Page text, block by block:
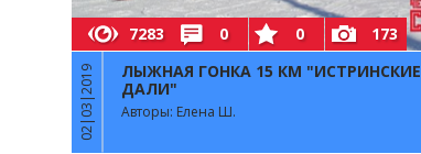
7283 0 0 173
02|03|2019
ЛЫЖНАЯ ГОНКА 15 КМ "ИСТРИНСКИЕ
ДАЛИ"
Авторы: Елена Ш.